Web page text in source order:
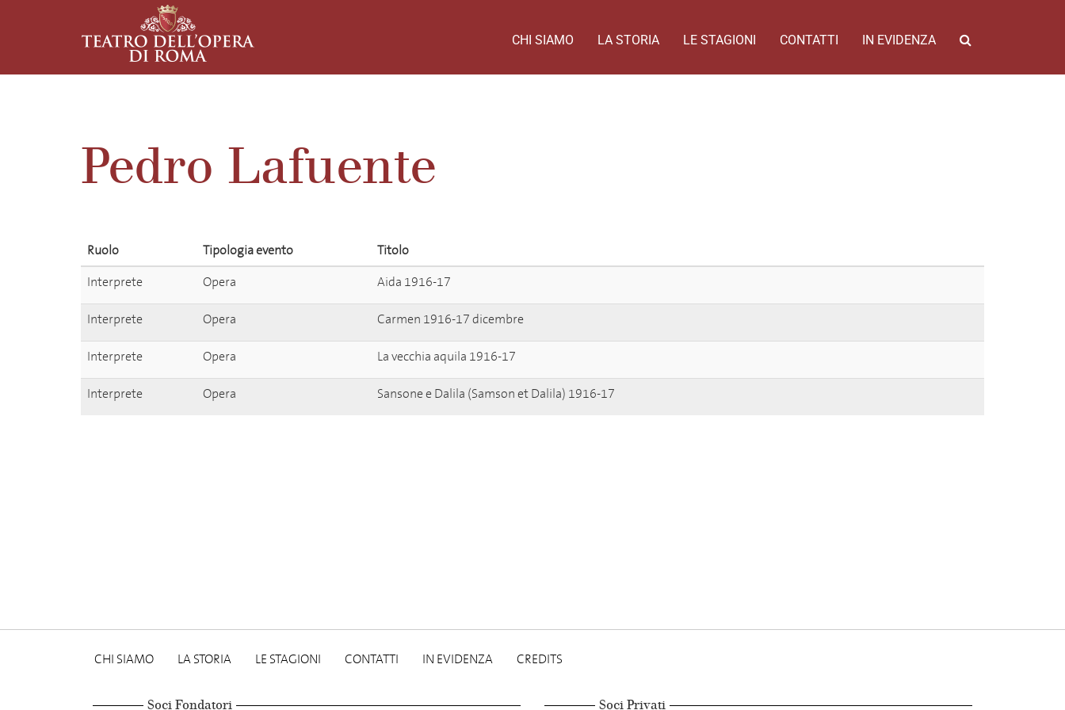
CHI SIAMO LA STORIA LE STAGIONI CONTATTI IN EVIDENZA
Pedro Lafuente
Ruolo Tipologia evento
Titolo
Interprete
Opera Aida 1916-17
Interprete Opera Carmen 1916-17 dicembre
Interprete Opera La vecchia aquila 1916-17
Interprete Opera Sansone e Dalila (Samson et Dalila) 1916-17
CHI SIAMO LA STORIA LE STAGIONI CONTATTI IN EVIDENZA CREDITS
Soci Fondatori Soci Privati